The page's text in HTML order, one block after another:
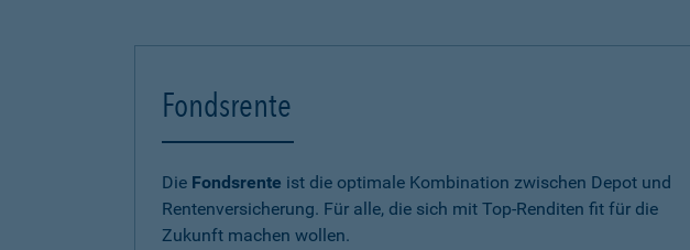
Fondsrente
Die Fondsrente ist die optimale Kombination zwischen Depot und
Rentenversicherung. Für alle, die sich mit Top-Renditen fit für die
Zukunft machen wollen.